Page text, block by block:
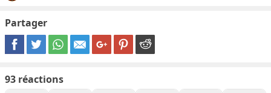
Partager
93 réactions